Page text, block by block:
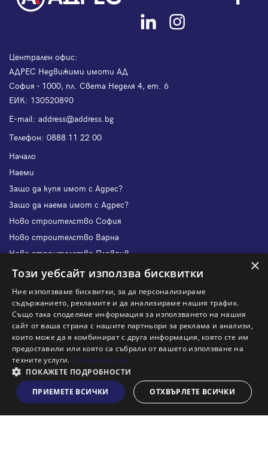
Виж на картата
Централен офис:
АДРЕС Недвижими имоти АД
София - 1000, пл. Света Неделя 4, ет. 6
ЕИК: 130520890
Е-mail: address@address.bg
Телефон: 0888 11 22 00
Начало
Наеми
Защо да купя имот с Адрес?
Защо да наема имот с Адрес?
Ново строителство София
Ново строителство Варна
Ново строителство Пловдив
Ново строителство Бургас
Защо да отдам имот с Адрес?
Наши офиси
Кариери
Кои сме ние?
Франчайз
Блог
Искаш ли да получаваш актуална информация за пазара
на недвижими имоти?
×
Този уебсайт използва бисквитки
Ние използваме бисквитки, за да персонализираме
съдържанието, рекламите и да анализираме нашия трафик.
Също така споделяме информация за използването на нашия
сайт от ваша страна с нашите партньори за реклама и анализи,
които може да я комбинират с друга информация, която сте им
предоставили или която са събрали от вашето използване на
техните услуги. Прочетете още
ПОКАЖЕТЕ ПОДРОБНОСТИ
ПРИЕМЕТЕ ВСИЧКИ
ОТХВЪРЛЕТЕ ВСИЧКИ